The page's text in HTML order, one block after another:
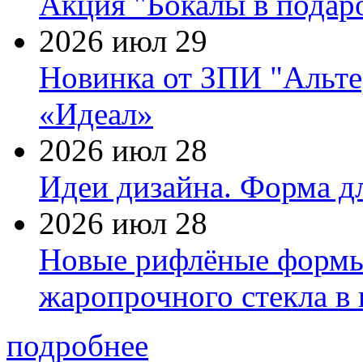
2026 июл 29
Новинка от ЗПИ
«Идеал»
2026 июл 28
Идеи дизайна. Форма
2026 июл 28
Новые рифлёные формы
жаропрочного стекла
подробнее